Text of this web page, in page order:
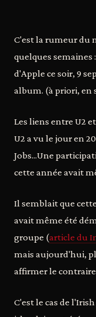
C'est la rumeur du
quelques semaines
d'Apple ce soir, 9
album. (à priori, en
Les liens entre U2
U2 a vu le jour en
Jobs...Une
cette année avait
Il semblait que
avait même été
groupe (article du
mais aujourd'hui,
affirmer le
C'est le cas de